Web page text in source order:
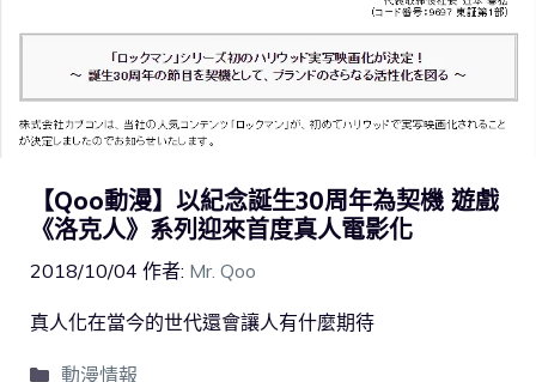
【Qoo動漫】以紀念誕生30周年為契機 遊戲
《洛克人》系列迎來首度真人電影化
2018/10/04 作者: Mr. Qoo
真人化在當今的世代還會讓人有什麼期待
動漫情報